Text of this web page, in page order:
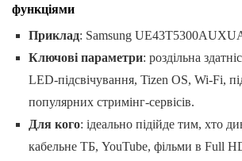
функціями
Приклад: Samsung
Ключові параметри: роздільна
LED-підсвічування, Tizen OS, Wi-Fi,
популярних стримінг-сервісів.
Для кого: ідеально підійде тим, хто
кабельне ТБ, YouTube, фільми в Full